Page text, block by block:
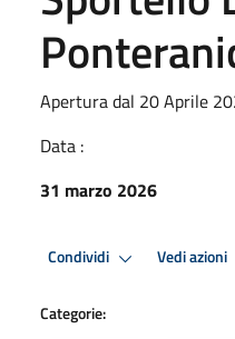
Apertura dal 20 Aprile
Data :
31 marzo 2026
Condividi Vedi azioni
Categorie: